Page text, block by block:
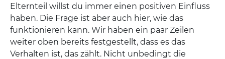
Elternteil willst du immer einen positiven Einfluss
haben. Die Frage ist aber auch hier, wie das
funktionieren kann. Wir haben ein paar Zeilen
weiter oben bereits festgestellt, dass es das
Verhalten ist, das zählt. Nicht unbedingt die